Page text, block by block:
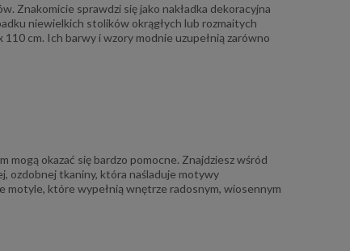
Znakomicie sprawdzi się jako nakładka dekoracyjna
niewielkich stolików okrągłych lub rozmaitych
cm. Ich barwy i wzory modnie uzupełnią zarówno
mogą okazać się bardzo pomocne. Znajdziesz wśród
ozdobnej tkaniny, która naśladuje motywy
które wypełnią wnętrze radosnym, wiosennym